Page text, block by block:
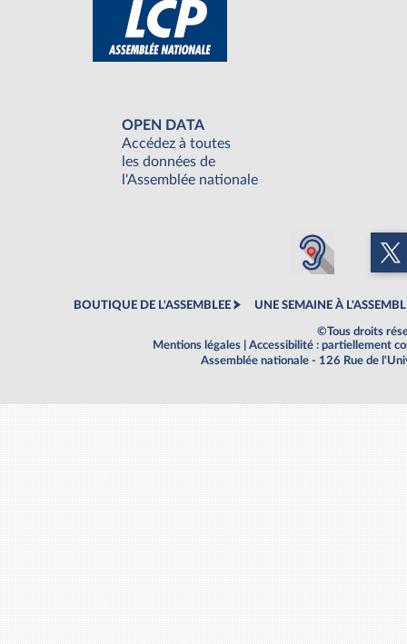
OPEN DATA
Accédez à toutes
les données de
l'Assemblée nationale
BOUTIQUE DE L'ASSEMBLEE UNE SEMAINE À
©Tous droits
Mentions légales
Accessibilité : partiellement
Assemblée nationale - 126 Rue de